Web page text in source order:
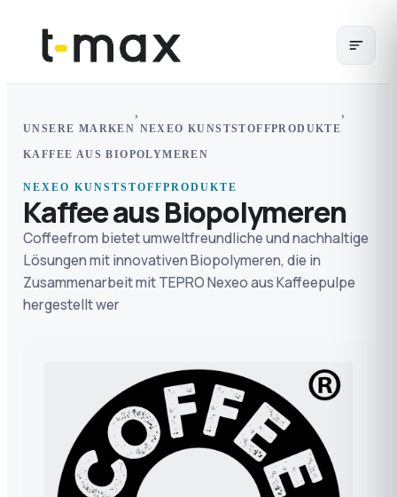
UNSERE MARKEN
›
NEXEO KUNSTSTOFFPRODUKTE
›
KAFFEE AUS BIOPOLYMEREN
NEXEO KUNSTSTOFFPRODUKTE
Kaffee aus Biopolymeren
Coffeefrom bietet umweltfreundliche und nachhaltige
Lösungen mit innovativen Biopolymeren, die in
Zusammenarbeit mit TEPRO Nexeo aus Kaffeepulpe
hergestellt wer